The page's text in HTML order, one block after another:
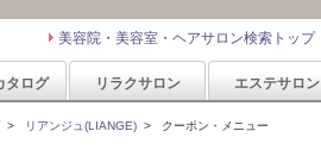
美容院・美容室・ヘアサロン検索トップ
タログ リラクサロン エステサロン
> リアンジュ(LIANGE) > クーポン・メニュー